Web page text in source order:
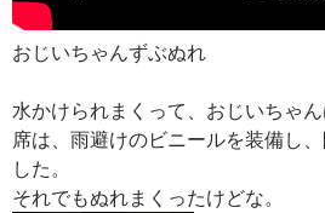
おじいちゃんずぶぬれ
水かけられまくって、おじいちゃ
席は、雨避けのビニールを装備し
した。
それでもぬれまくったけどな。